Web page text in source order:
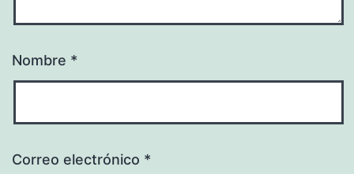
Nombre *
Correo electrónico *